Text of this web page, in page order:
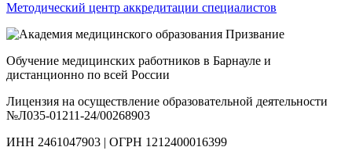
Методический центр аккредитации специалистов
Обучение медицинских работников в Барнауле и
дистанционно по всей России
Лицензия на осуществление образовательной деятельности
№Л035-01211-24/00268903
ИНН 2461047903 | ОГРН 1212400016399